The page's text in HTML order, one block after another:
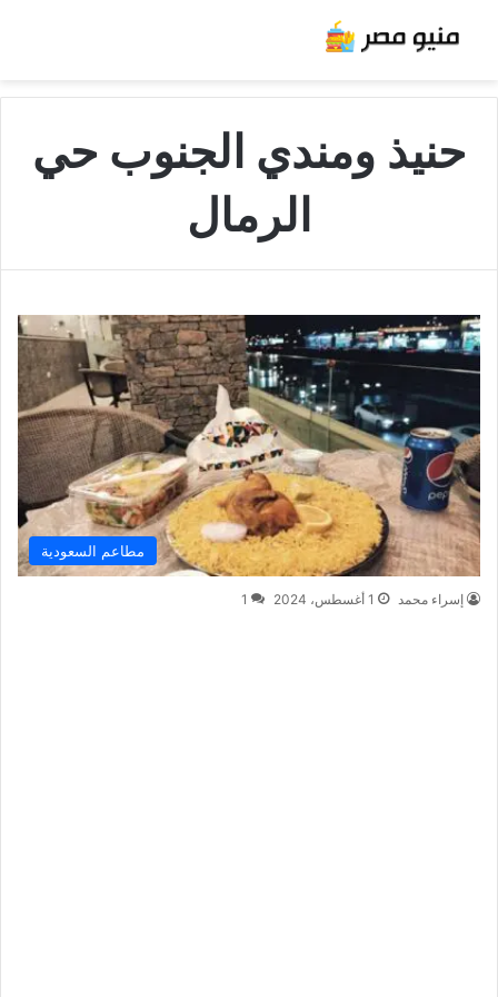
حنيذ ومندي الجنوب حي
الرمال
مطاعم السعودية
إسراء محمد 1 أغسطس، 2024 1